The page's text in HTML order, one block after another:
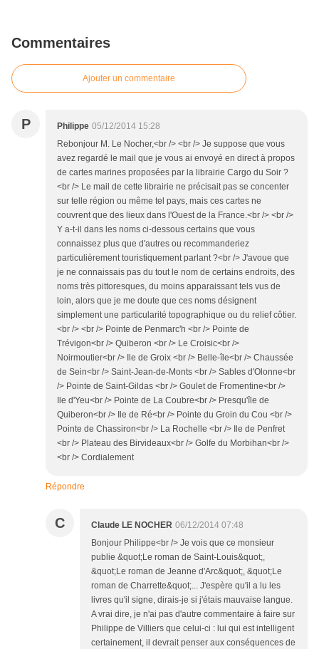
Commentaires
Ajouter un commentaire
P Philippe 05/12/2014 15:28
Rebonjour M. Le Nocher,<br /> <br /> Je suppose que vous
avez regardé le mail que je vous ai envoyé en direct à propos
de cartes marines proposées par la librairie Cargo du Soir ?
<br /> Le mail de cette librairie ne précisait pas se concenter
sur telle région ou même tel pays, mais ces cartes ne
couvrent que des lieux dans l'Ouest de la France.<br /> <br />
Y a-t-il dans les noms ci-dessous certains que vous
connaissez plus que d'autres ou recommanderiez
particulièrement touristiquement parlant ?<br /> J'avoue que
je ne connaissais pas du tout le nom de certains endroits, des
noms très pittoresques, du moins apparaissant tels vus de
loin, alors que je me doute que ces noms désignent
simplement une particularité topographique ou du relief côtier.
<br /> <br /> Pointe de Penmarc'h <br /> Pointe de
Trévigon<br /> Quiberon <br /> Le Croisic<br />
Noirmoutier<br /> Ile de Groix <br /> Belle-île<br /> Chaussée
de Sein<br /> Saint-Jean-de-Monts <br /> Sables d'Olonne<br
/> Pointe de Saint-Gildas <br /> Goulet de Fromentine<br />
Ile d'Yeu<br /> Pointe de La Coubre<br /> Presqu'île de
Quiberon<br /> Ile de Ré<br /> Pointe du Groin du Cou <br />
Pointe de Chassiron<br /> La Rochelle <br /> Ile de Penfret
<br /> Plateau des Birvideaux<br /> Golfe du Morbihan<br />
<br /> Cordialement
Répondre
C Claude LE NOCHER 06/12/2014 07:48
Bonjour Philippe<br /> Je vois que ce monsieur
publie &quot;Le roman de Saint-Louis&quot;,
&quot;Le roman de Jeanne d'Arc&quot;, &quot;Le
roman de Charrette&quot;... J'espère qu'il a lu les
livres qu'il signe, dirais-je si j'étais mauvaise langue.
A vrai dire, je n'ai pas d'autre commentaire à faire sur
Philippe de Villiers que celui-ci : lui qui est intelligent
certainement, il devrait penser aux conséquences de